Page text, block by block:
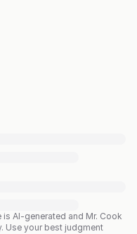
is AI-generated and Mr. Cook
Use your best judgment